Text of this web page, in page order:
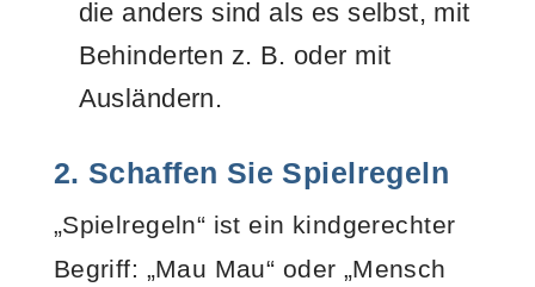
die anders sind als es selbst, mit
Behinderten z. B. oder mit
Ausländern.
2. Schaffen Sie Spielregeln
„Spielregeln“ ist ein kindgerechter
Begriff: „Mau Mau“ oder „Mensch